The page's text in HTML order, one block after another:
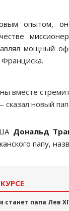
опытом,
мощный
вместе
сказал новый
Дональд
папу,
станет папа Лев